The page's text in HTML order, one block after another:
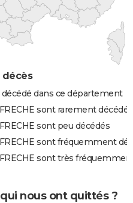
décès
dans ce département
sont rarement décédés
sont peu décédés
sont fréquemment
sont très
qui nous ont quittés ?